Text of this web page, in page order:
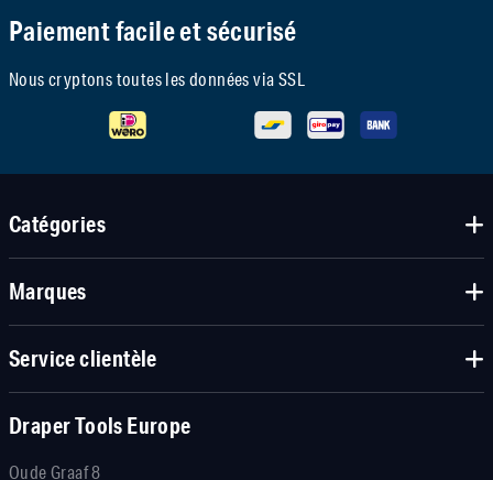
Paiement facile et sécurisé
Nous cryptons toutes les données via SSL
Catégories
Marques
Service clientèle
Draper Tools Europe
Oude Graaf 8